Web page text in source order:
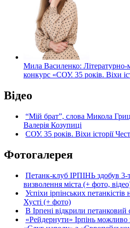
Мила Василенко:
конкурс «СОУ. 35 років. Віхи
Відео
“Мій брат”, слова Микола
Валерія Козупиці
СОУ. 35 років. Віхи історії
Фотогалерея
Петанк-клуб ІРПІНЬ здобув 3-
визволення міста (+ фото,
Успіхи ірпінських
Хусті (+ фото)
В Ірпені відкрили
«Рейдернути» Ірпінь можливо